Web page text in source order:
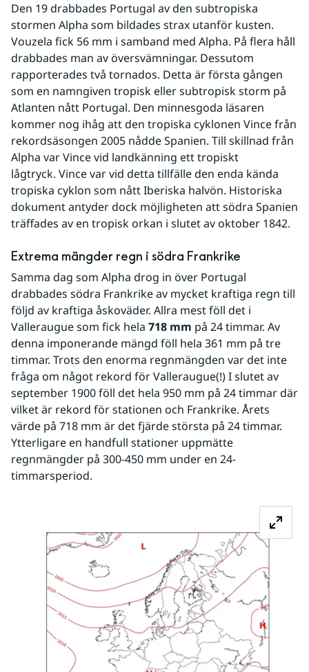
Den 19 drabbades Portugal av den subtropiska
stormen Alpha som bildades strax utanför kusten.
Vouzela fick 56 mm i samband med Alpha. På flera håll
drabbades man av översvämningar. Dessutom
rapporterades två tornados. Detta är första gången
som en namngiven tropisk eller subtropisk storm på
Atlanten nått Portugal. Den minnesgoda läsaren
kommer nog ihåg att den tropiska cyklonen Vince från
rekordsäsongen 2005 nådde Spanien. Till skillnad från
Alpha var Vince vid landkänning ett tropiskt
lågtryck. Vince var vid detta tillfälle den enda kända
tropiska cyklon som nått Iberiska halvön. Historiska
dokument antyder dock möjligheten att södra Spanien
träffades av en tropisk orkan i slutet av oktober 1842.
Extrema mängder regn i södra Frankrike
Samma dag som Alpha drog in över Portugal
drabbades södra Frankrike av mycket kraftiga regn till
följd av kraftiga åskoväder. Allra mest föll det i
Valleraugue som fick hela 718 mm på 24 timmar. Av
denna imponerande mängd föll hela 361 mm på tre
timmar. Trots den enorma regnmängden var det inte
fråga om något rekord för Valleraugue(!) I slutet av
september 1900 föll det hela 950 mm på 24 timmar där
vilket är rekord för stationen och Frankrike. Årets
värde på 718 mm är det fjärde största på 24 timmar.
Ytterligare en handfull stationer uppmätte
regnmängder på 300-450 mm under en 24-
timmarsperiod.